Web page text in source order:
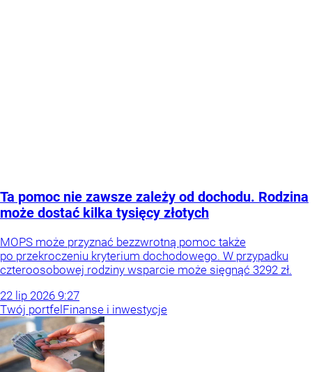
Ta pomoc nie zawsze zależy od dochodu. Rodzina
może dostać kilka tysięcy złotych
MOPS może przyznać bezzwrotną pomoc także
po przekroczeniu kryterium dochodowego. W przypadku
czteroosobowej rodziny wsparcie może sięgnąć 3292 zł.
22 lip 2026 9:27
Twój portfelFinanse i inwestycje